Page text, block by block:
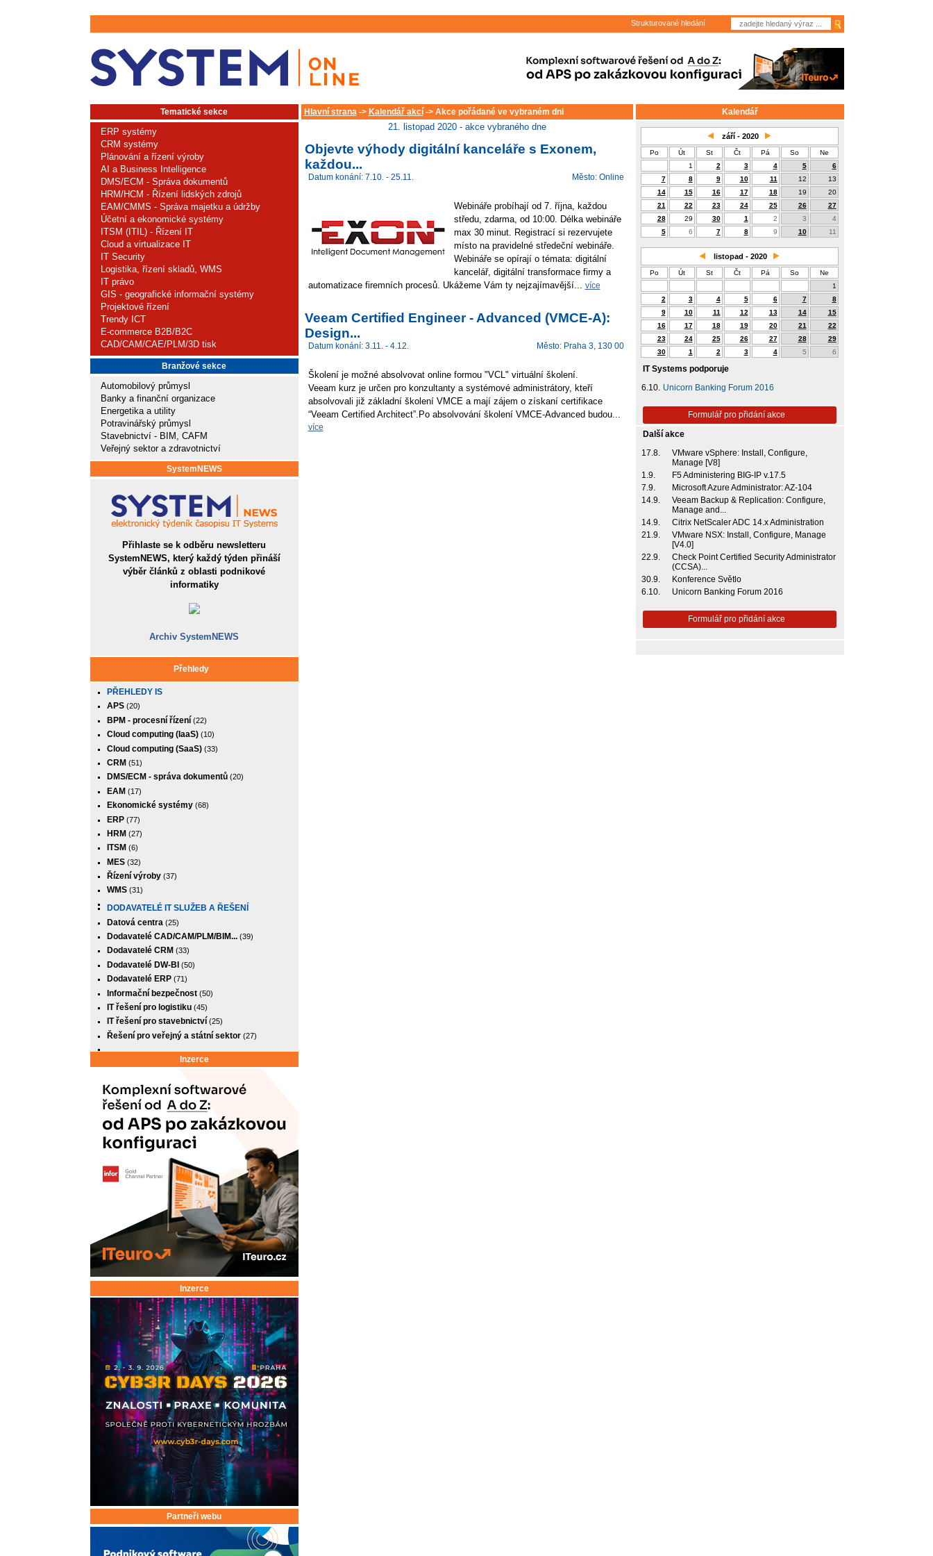
Strukturované hledání
Tematické sekce
ERP systémy
CRM systémy
Plánování a řízení výroby
AI a Business Intelligence
DMS/ECM - Správa dokumentů
HRM/HCM - Řízení lidských zdrojů
EAM/CMMS - Správa majetku a údržby
Účetní a ekonomické systémy
ITSM (ITIL) - Řízení IT
Cloud a virtualizace IT
IT Security
Logistika, řízení skladů, WMS
IT právo
GIS - geografické informační systémy
Projektové řízení
Trendy ICT
E-commerce B2B/B2C
CAD/CAM/CAE/PLM/3D tisk
Branžové sekce
Automobilový průmysl
Banky a finanční organizace
Energetika a utility
Potravinářský průmysl
Stavebnictví - BIM, CAFM
Veřejný sektor a zdravotnictví
SystemNEWS
Přihlaste se k odběru newsletteru
SystemNEWS, který každý týden přináší
výběr článků z oblasti podnikové
informatiky
Archiv SystemNEWS
Přehledy
PŘEHLEDY IS
APS(20)
BPM - procesní řízení(22)
Cloud computing (IaaS)(10)
Cloud computing (SaaS)(33)
CRM (51)
DMS/ECM - správa dokumentů(20)
EAM (17)
Ekonomické systémy(68)
ERP(77)
HRM (27)
ITSM (6)
MES(32)
Řízení výroby(37)
WMS(31)
DODAVATELÉ IT SLUŽEB A ŘEŠENÍ
Datová centra (25)
Dodavatelé CAD/CAM/PLM/BIM...(39)
Dodavatelé CRM (33)
Dodavatelé DW-BI (50)
Dodavatelé ERP(71)
Informační bezpečnost(50)
IT řešení pro logistiku(45)
IT řešení pro stavebnictví(25)
Řešení pro veřejný a státní sektor(27)
Inzerce
Inzerce
Partneři webu
Hlavní strana-> Kalendář akcí-> Akce pořádané ve vybraném dni
21. listopad 2020 - akce vybraného dne
Objevte výhody digitální kanceláře s Exonem,
každou...
Datum konání: 7.10. - 25.11. Město: Online
Webináře probíhají od 7. října, každou
středu, zdarma, od 10:00. Délka webináře
max 30 minut. Registrací si rezervujete
místo na pravidelné středeční webináře.
Webináře se opírají o témata: digitální
kancelář, digitální transformace firmy a
automatizace firemních procesů. Ukážeme Vám ty nejzajímavější... více
Veeam Certified Engineer - Advanced (VMCE-A):
Design...
Datum konání: 3.11. - 4.12. Město: Praha 3, 130 00
Školení je možné absolvovat online formou "VCL" virtuální školení.
Veeam kurz je určen pro konzultanty a systémové administrátory, kteří
absolvovali již základní školení VMCE a mají zájem o získaní certifikace
“Veeam Certified Architect”.Po absolvování školení VMCE-Advanced budou...
více
Kalendář
září - 2020
Po Út St Čt Pá So
Ne
1
2 3 4 5
6
7
8 9 10 11 12
13
14
15 16 17 18 19
20
21
22 23 24 25 26
27
28
29 30 1 2 3
4
5
6 7 8 9 10 11
listopad - 2020
Po Út St Čt Pá So
Ne
1
2
3 4 5 6 7
8
9
10 11 12 13 14
15
16
17 18 19 20 21
22
23
24 25 26 27 28
29
30
1 2 3 4 5 6
IT Systems podporuje
6.10. Unicorn Banking Forum 2016
Formulář pro přidání akce
Další akce
17.8.
VMware vSphere: Install, Configure,
Manage [V8]
1.9.
F5 Administering BIG-IP v.17.5
7.9.
Microsoft Azure Administrator: AZ-104
14.9.
Veeam Backup & Replication: Configure,
Manage and...
14.9.
Citrix NetScaler ADC 14.x Administration
21.9.
VMware NSX: Install, Configure, Manage
[V4.0]
22.9.
Check Point Certified Security Administrator
(CCSA)...
30.9.
Konference Světlo
6.10.
Unicorn Banking Forum 2016
Formulář pro přidání akce